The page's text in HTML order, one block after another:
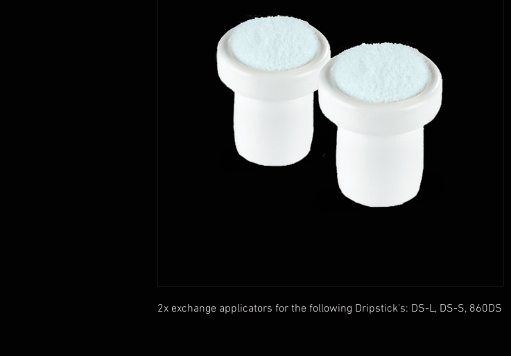
2x exchange applicators for the following Dripstick's: DS-L, DS-S, 860DS